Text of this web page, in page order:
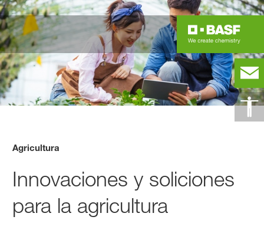
Agricultura
Innovaciones y soliciones
para la agricultura